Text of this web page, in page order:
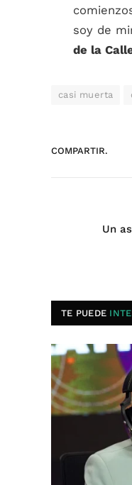
soy de
de la
casi muerta
COMPARTIR.
Un
TE PUEDE